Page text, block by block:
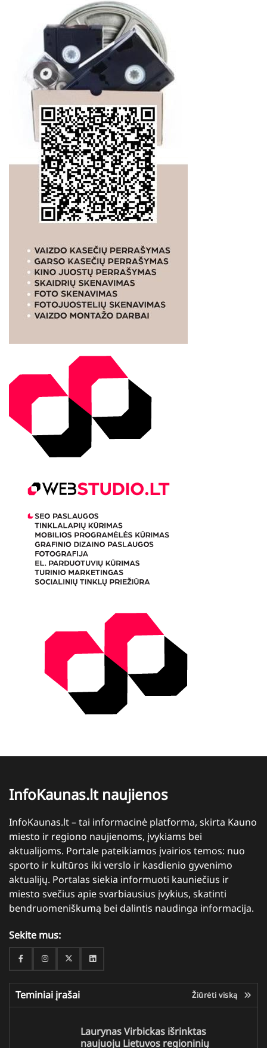
InfoKaunas.lt naujienos
InfoKaunas.lt – tai informacinė platforma, skirta Kauno
miesto ir regiono naujienoms, įvykiams bei
aktualijoms. Portale pateikiamos įvairios temos: nuo
sporto ir kultūros iki verslo ir kasdienio gyvenimo
aktualijų. Portalas siekia informuoti kauniečius ir
miesto svečius apie svarbiausius įvykius, skatinti
bendruomeniškumą bei dalintis naudinga informacija.
Sekite mus:
FacebookInstagramTwitterLinkedin
Teminiai įrašai Žiūrėti viską
Laurynas Virbickas išrinktas
naujuoju Lietuvos regioninių